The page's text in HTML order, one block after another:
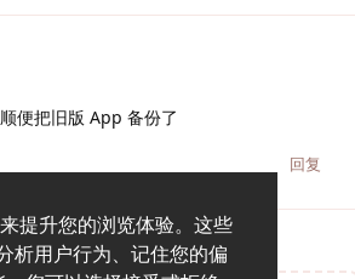
提升您的浏览体验。这些
析用户行为、记住您的偏
便把旧版 App 备份了
回复